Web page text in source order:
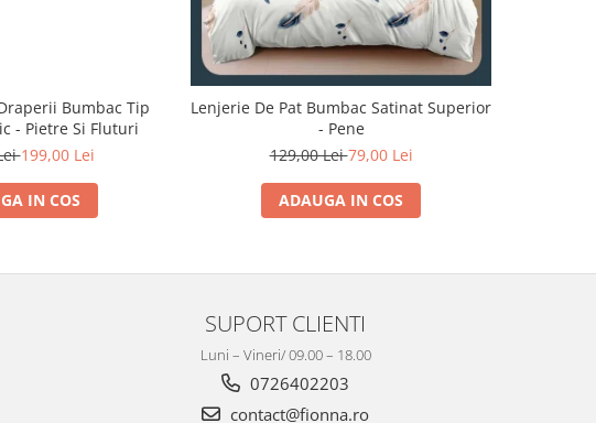
Bumbac Tip
- Pietre Si Fluturi
199,00 Lei
IN COS
Lenjerie De Pat Bumbac Satinat Superior
- Pene
129,00 Lei79,00 Lei
ADAUGA IN COS
SUPORT CLIENTI
Luni – Vineri/ 09.00 – 18.00
0726402203
contact@fionna.ro